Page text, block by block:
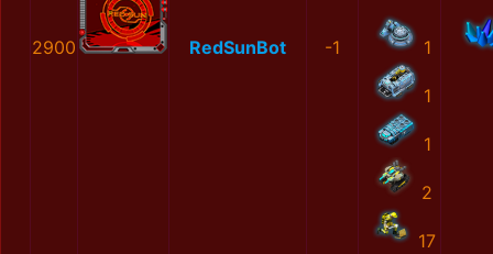
2900 RedSunBot -1 1
1
1
2
17